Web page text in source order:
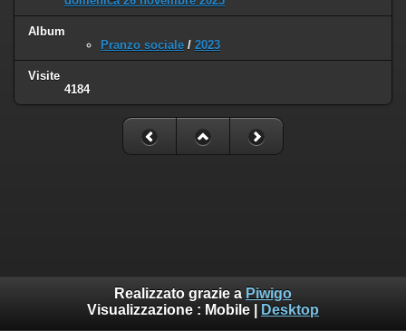
Album
Pranzo sociale / 2023
Visite
4184
Realizzato grazie a Piwigo
Visualizzazione : Mobile Desktop